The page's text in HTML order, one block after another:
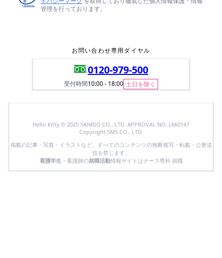
管理を行っております。
お問い合わせ専用ダイヤル
0120-979-500
受付時間10:00 - 18:00 土日を除く
Hello Kitty © 2025 SANRIO CO., LTD. APPROVAL NO. L660147
Copyright SMS CO., LTD.
掲載の記事・写真・イラストなど、すべてのコンテンツの無断複写・転載・公衆送
信を禁じます。
看護学生 ・看護師の就職活動情報サイトはナース専科 就職